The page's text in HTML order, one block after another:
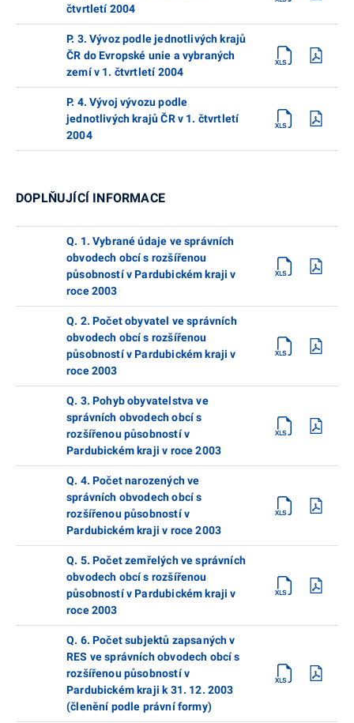
čtvrtletí 2004
P. 3. Vývoz podle jednotlivých krajů
ČR do Evropské unie a vybraných
zemí v 1. čtvrtletí 2004
P. 4. Vývoj vývozu podle
jednotlivých krajů ČR v 1. čtvrtletí
2004
DOPLŇUJÍCÍ INFORMACE
Q. 1. Vybrané údaje ve správních
obvodech obcí s rozšířenou
působností v Pardubickém kraji v
roce 2003
Q. 2. Počet obyvatel ve správních
obvodech obcí s rozšířenou
působností v Pardubickém kraji v
roce 2003
Q. 3. Pohyb obyvatelstva ve
správních obvodech obcí s
rozšířenou působností v
Pardubickém kraji v roce 2003
Q. 4. Počet narozených ve
správních obvodech obcí s
rozšířenou působností v
Pardubickém kraji v roce 2003
Q. 5. Počet zemřelých ve správních
obvodech obcí s rozšířenou
působností v Pardubickém kraji v
roce 2003
Q. 6. Počet subjektů zapsaných v
RES ve správních obvodech obcí s
rozšířenou působností v
Pardubickém kraji k 31. 12. 2003
(členění podle právní formy)